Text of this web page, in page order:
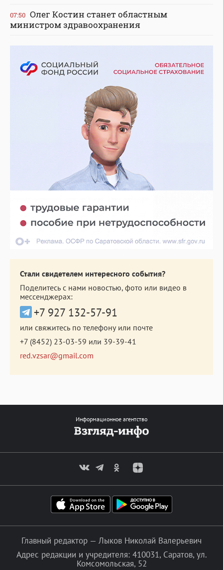
07:50 Олег Костин станет областным
министром здравоохранения
Стали свидетелем интересного события?
Поделитесь с нами новостью, фото или видео в
мессенджерах:
+7 927 132-57-91
или свяжитесь по телефону или почте
+7 (8452) 23-03-59 или 39-39-41
red.vzsar@gmail.com
Информационное агентство
Главный редактор — Лыков Николай Валерьевич
Адрес редакции и учредителя: 410031, Саратов, ул.
Комсомольская, 52